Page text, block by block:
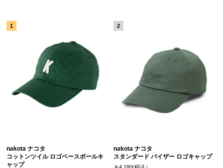
nakota ナコタ
コットンツイル ロゴベースボールキ
ャップ
nakota ナコタ
スタンダード バイザー ロゴキャップ
￥4,180(税込）